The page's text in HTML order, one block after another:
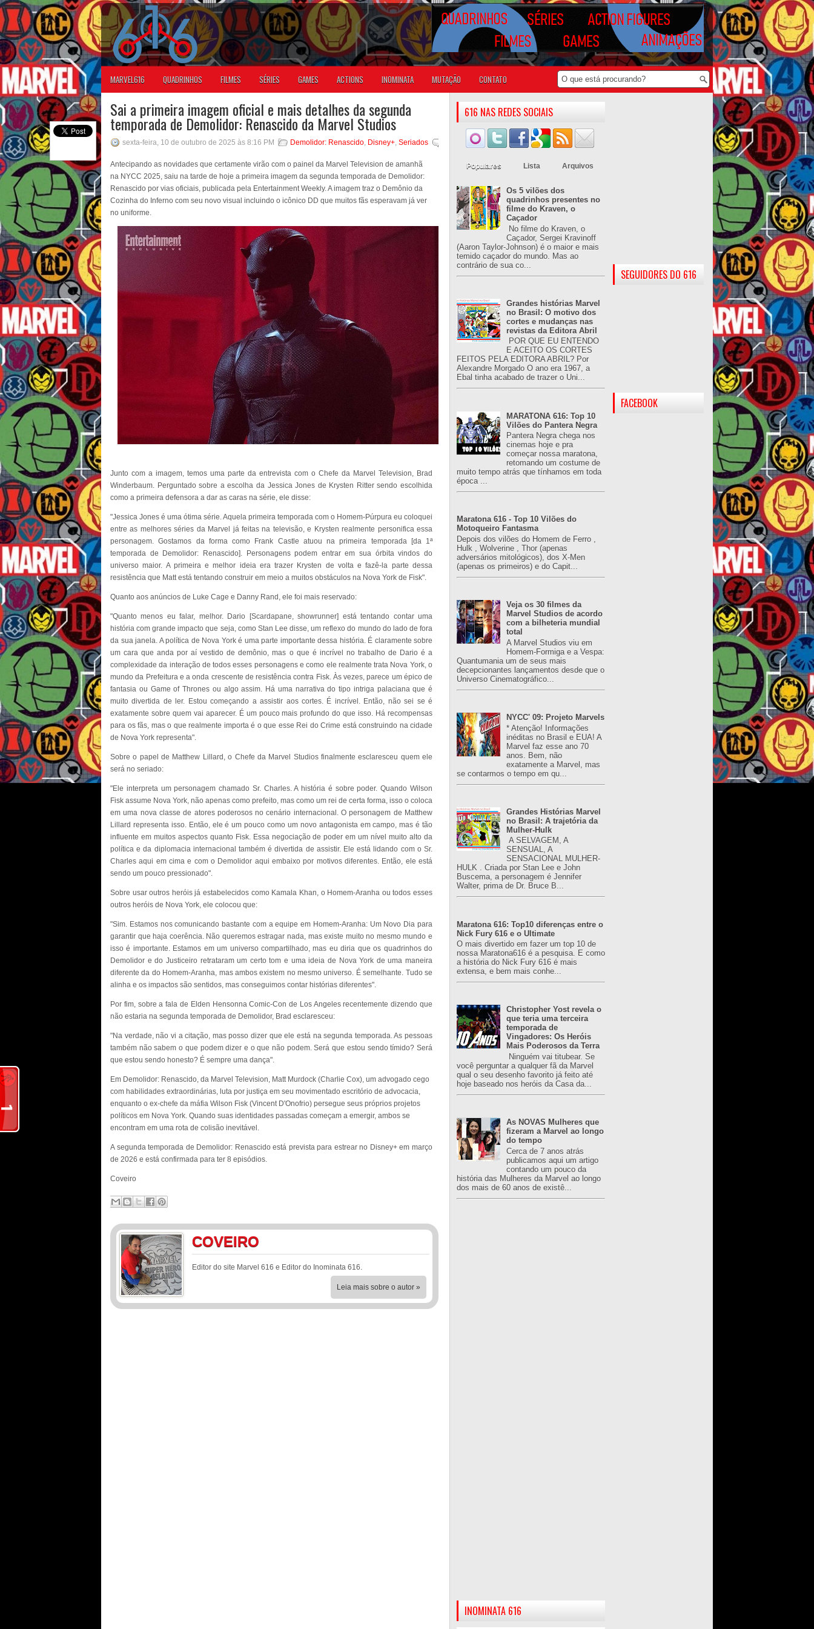
MARVEL616 QUADRINHOS FILMES SÉRIES GAMES ACTIONS INOMINATA MUTAÇÃO CONTATO
Sai a primeira imagem oficial e mais detalhes da segunda
temporada de Demolidor: Renascido da Marvel Studios
sexta-feira, 10 de outubro de 2025 às 8:16 PM Demolidor: Renascido, Disney+, Seriados
Antecipando as novidades que certamente virão com o painel da Marvel Television de amanhã
na NYCC 2025, saiu na tarde de hoje a primeira imagem da segunda temporada de Demolidor:
Renascido por vias oficiais, publicada pela Entertainment Weekly. A imagem traz o Demônio da
Cozinha do Inferno com seu novo visual incluindo o icônico DD que muitos fãs esperavam já ver
no uniforme.
Junto com a imagem, temos uma parte da entrevista com o Chefe da Marvel Television, Brad
Winderbaum. Perguntado sobre a escolha da Jessica Jones de Krysten Ritter sendo escolhida
como a primeira defensora a dar as caras na série, ele disse:
"Jessica Jones é uma ótima série. Aquela primeira temporada com o Homem-Púrpura eu coloquei
entre as melhores séries da Marvel já feitas na televisão, e Krysten realmente personifica essa
personagem. Gostamos da forma como Frank Castle atuou na primeira temporada [da 1ª
temporada de Demolidor: Renascido]. Personagens podem entrar em sua órbita vindos do
universo maior. A primeira e melhor ideia era trazer Krysten de volta e fazê-la parte dessa
resistência que Matt está tentando construir em meio a muitos obstáculos na Nova York de Fisk".
Quanto aos anúncios de Luke Cage e Danny Rand, ele foi mais reservado:
"Quanto menos eu falar, melhor. Dario [Scardapane, showrunner] está tentando contar uma
história com grande impacto que seja, como Stan Lee disse, um reflexo do mundo do lado de fora
da sua janela. A política de Nova York é uma parte importante dessa história. É claramente sobre
um cara que anda por aí vestido de demônio, mas o que é incrível no trabalho de Dario é a
complexidade da interação de todos esses personagens e como ele realmente trata Nova York, o
mundo da Prefeitura e a onda crescente de resistência contra Fisk. Às vezes, parece um épico de
fantasia ou Game of Thrones ou algo assim. Há uma narrativa do tipo intriga palaciana que é
muito divertida de ler. Estou começando a assistir aos cortes. É incrível. Então, não sei se é
exatamente sobre quem vai aparecer. É um pouco mais profundo do que isso. Há recompensas
para os fãs, mas o que realmente importa é o que esse Rei do Crime está construindo na cidade
de Nova York representa".
Sobre o papel de Matthew Lillard, o Chefe da Marvel Studios finalmente esclaresceu quem ele
será no seriado:
"Ele interpreta um personagem chamado Sr. Charles. A história é sobre poder. Quando Wilson
Fisk assume Nova York, não apenas como prefeito, mas como um rei de certa forma, isso o coloca
em uma nova classe de atores poderosos no cenário internacional. O personagem de Matthew
Lillard representa isso. Então, ele é um pouco como um novo antagonista em campo, mas é tão
influente em muitos aspectos quanto Fisk. Essa negociação de poder em um nível muito alto da
política e da diplomacia internacional também é divertida de assistir. Ele está lidando com o Sr.
Charles aqui em cima e com o Demolidor aqui embaixo por motivos diferentes. Então, ele está
sendo um pouco pressionado".
Sobre usar outros heróis já estabelecidos como Kamala Khan, o Homem-Aranha ou todos esses
outros heróis de Nova York, ele colocou que:
"Sim. Estamos nos comunicando bastante com a equipe em Homem-Aranha: Um Novo Dia para
garantir que haja coerência. Não queremos estragar nada, mas existe muito no mesmo mundo e
isso é importante. Estamos em um universo compartilhado, mas eu diria que os quadrinhos do
Demolidor e do Justiceiro retrataram um certo tom e uma ideia de Nova York de uma maneira
diferente da do Homem-Aranha, mas ambos existem no mesmo universo. É semelhante. Tudo se
alinha e os impactos são sentidos, mas conseguimos contar histórias diferentes".
Por fim, sobre a fala de Elden Hensonna Comic-Con de Los Angeles recentemente dizendo que
não estaria na segunda temporada de Demolidor, Brad esclaresceu:
"Na verdade, não vi a citação, mas posso dizer que ele está na segunda temporada. As pessoas
também não sabem o que podem dizer e o que não podem. Será que estou sendo tímido? Será
que estou sendo honesto? É sempre uma dança".
Em Demolidor: Renascido, da Marvel Television, Matt Murdock (Charlie Cox), um advogado cego
com habilidades extraordinárias, luta por justiça em seu movimentado escritório de advocacia,
enquanto o ex-chefe da máfia Wilson Fisk (Vincent D'Onofrio) persegue seus próprios projetos
políticos em Nova York. Quando suas identidades passadas começam a emergir, ambos se
encontram em uma rota de colisão inevitável.
A segunda temporada de Demolidor: Renascido está prevista para estrear no Disney+ em março
de 2026 e está confirmada para ter 8 episódios.
Coveiro
COVEIRO
Editor do site Marvel 616 e Editor do Inominata 616.
Leia mais sobre o autor »
616 NAS REDES SOCIAIS
Populares Lista Arquivos
Os 5 vilões dos
quadrinhos presentes no
filme do Kraven, o
Caçador
No filme do Kraven, o
Caçador, Sergei Kravinoff
(Aaron Taylor-Johnson) é o maior e mais
temido caçador do mundo. Mas ao
contrário de sua co...
Grandes histórias Marvel
no Brasil: O motivo dos
cortes e mudanças nas
revistas da Editora Abril
POR QUE EU ENTENDO
E ACEITO OS CORTES
FEITOS PELA EDITORA ABRIL? Por
Alexandre Morgado O ano era 1967, a
Ebal tinha acabado de trazer o Uni...
MARATONA 616: Top 10
Vilões do Pantera Negra
Pantera Negra chega nos
cinemas hoje e pra
começar nossa maratona,
retomando um costume de
muito tempo atrás que tínhamos em toda
época ...
Maratona 616 - Top 10 Vilões do
Motoqueiro Fantasma
Depois dos vilões do Homem de Ferro ,
Hulk , Wolverine , Thor (apenas
adversários mitológicos), dos X-Men
(apenas os primeiros) e do Capit...
Veja os 30 filmes da
Marvel Studios de acordo
com a bilheteria mundial
total
A Marvel Studios viu em
Homem-Formiga e a Vespa:
Quantumania um de seus mais
decepcionantes lançamentos desde que o
Universo Cinematográfico...
NYCC' 09: Projeto Marvels
* Atenção! Informações
inéditas no Brasil e EUA! A
Marvel faz esse ano 70
anos. Bem, não
exatamente a Marvel, mas
se contarmos o tempo em qu...
Grandes Histórias Marvel
no Brasil: A trajetória da
Mulher-Hulk
A SELVAGEM, A
SENSUAL, A
SENSACIONAL MULHER-
HULK . Criada por Stan Lee e John
Buscema, a personagem é Jennifer
Walter, prima de Dr. Bruce B...
Maratona 616: Top10 diferenças entre o
Nick Fury 616 e o Ultimate
O mais divertido em fazer um top 10 de
nossa Maratona616 é a pesquisa. E como
a história do Nick Fury 616 é mais
extensa, e bem mais conhe...
Christopher Yost revela o
que teria uma terceira
temporada de
Vingadores: Os Heróis
Mais Poderosos da Terra
Ninguém vai titubear. Se
você perguntar a qualquer fã da Marvel
qual o seu desenho favorito já feito até
hoje baseado nos heróis da Casa da...
As NOVAS Mulheres que
fizeram a Marvel ao longo
do tempo
Cerca de 7 anos atrás
publicamos aqui um artigo
contando um pouco da
história das Mulheres da Marvel ao longo
dos mais de 60 anos de existê...
INOMINATA 616
SEGUIDORES DO 616
FACEBOOK